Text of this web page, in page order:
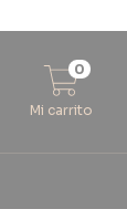
Mi carrito
0